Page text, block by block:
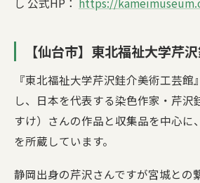
【仙台市】東北福祉大学芹
『東北福祉大学芹沢銈介美術工芸
し、日本を代表する染色作家・芹沢
すけ）さんの作品と収集品を中心に
を所蔵しています。
静岡出身の芹沢さんですが宮城との